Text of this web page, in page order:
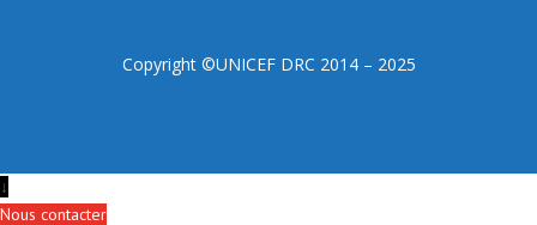
Copyright ©UNICEF DRC 2014 – 2025
↓
Nous contacter